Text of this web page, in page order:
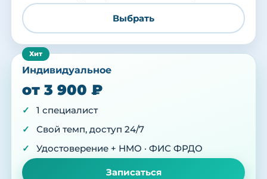
Выбрать
Индивидуальное
от 3 900 ₽
1 специалист
Свой темп, доступ 24/7
Удостоверение + НМО · ФИС ФРДО
Записаться